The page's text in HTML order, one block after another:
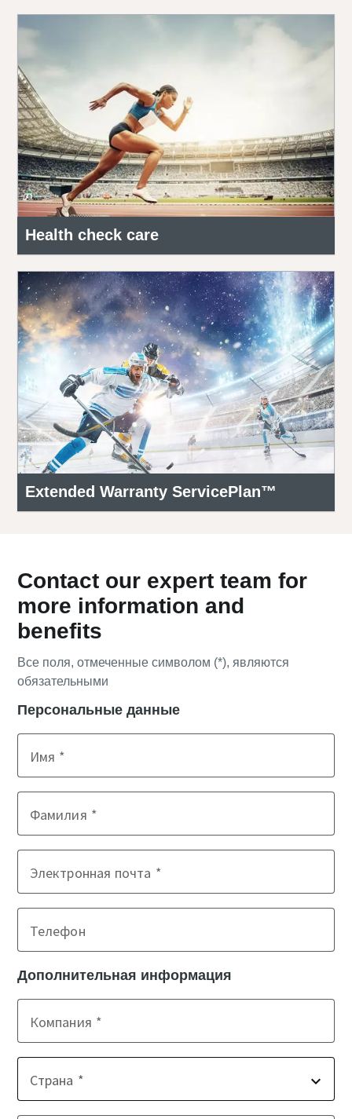
Health check care
Extended Warranty ServicePlan™
Contact our expert team for
more information and
benefits
Все поля, отмеченные символом (*), являются
обязательными
Персональные данные
Имя
Фамилия
Электронная почта
Телефон
Дополнительная информация
Компания
Страна